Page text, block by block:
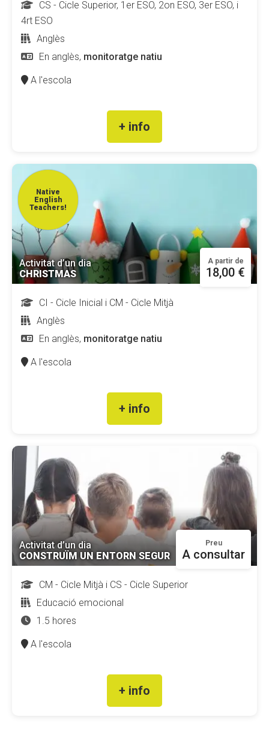
CS - Cicle Superior, 1er ESO, 2on ESO, 3er ESO, i
4rt ESO
Anglès
En anglès, monitoratge natiu
A l'escola
+ info
Native
English
Teachers!
Activitat d’un dia
CHRISTMAS
A partir de
18,00 €
CI - Cicle Inicial i CM - Cicle Mitjà
Anglès
En anglès, monitoratge natiu
A l'escola
+ info
Activitat d’un dia
CONSTRUÏM UN ENTORN SEGUR
Preu
A consultar
CM - Cicle Mitjà i CS - Cicle Superior
Educació emocional
1.5 hores
A l'escola
+ info